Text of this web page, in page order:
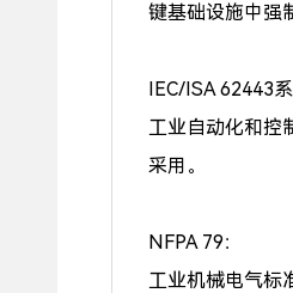
键基础设施中强
IEC/ISA 62443系
工业自动化和控
采用。
NFPA 79：
工业机械电气标